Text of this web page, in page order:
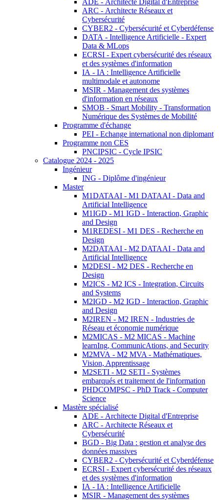
ADE - Architecte Digital d'Entreprise
ARC - Architecte Réseaux et
Cybersécurité
CYBER2 - Cybersécurité et Cyberdéfense
DATA - Intelligence Artificielle - Expert
Data & MLops
ECRSI - Expert cybersécurité des réseaux
et des systèmes d'information
IA - IA : Intelligence Artificielle
multimodale et autonome
MSIR - Management des systèmes
d'information en réseaux
SMOB - Smart Mobility - Transformation
Numérique des Systèmes de Mobilité
Programme d'échange
PEI - Echange international non diplomant
Programme non CES
PNCIPSIC - Cycle IPSIC
Catalogue 2024 - 2025
Ingénieur
ING - Diplôme d'ingénieur
Master
M1DATAAI - M1 DATAAI - Data and
Artificial Intelligence
M1IGD - M1 IGD - Interaction, Graphic
and Design
M1REDESI - M1 DES - Recherche en
Design
M2DATAAI - M2 DATAAI - Data and
Artificial Intelligence
M2DESI - M2 DES - Recherche en
Design
M2ICS - M2 ICS - Integration, Circuits
and Systems
M2IGD - M2 IGD - Interaction, Graphic
and Design
M2IREN - M2 IREN - Industries de
Réseau et économie numérique
M2MICAS - M2 MICAS - Machine
learnIng, CommunicAtions, and Security
M2MVA - M2 MVA - Mathématiques,
Vision, Apprentissage
M2SETI - M2 SETI - Systèmes
embarqués et traitement de l'information
PHDCOMPSC - PhD Track - Computer
Science
Mastère spécialisé
ADE - Architecte Digital d'Entreprise
ARC - Architecte Réseaux et
Cybersécurité
BGD - Big Data : gestion et analyse des
données massives
CYBER2 - Cybersécurité et Cyberdéfense
ECRSI - Expert cybersécurité des réseaux
et des systèmes d'information
IA - IA : Intelligence Artificielle
MSIR - Management des systèmes